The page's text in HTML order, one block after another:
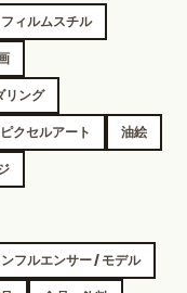
ィルムスチル
リング
ピクセルアート 油絵
フルエンサー / モデル